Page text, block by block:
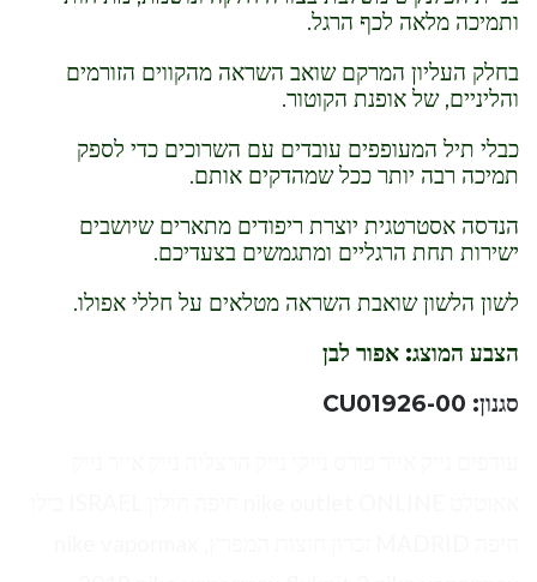
ותמיכה מלאה לכף הרגל.
בחלק העליון המרקם שואב השראה מהקווים הזורמים
והליניים, של אופנת הקוטור.
כבלי תיל המעופפים עובדים עם השרוכים כדי לספק
תמיכה רבה יותר ככל שמהדקים אותם.
הנדסה אסטרטגית יוצרת ריפודים מתארים שיושבים
ישירות תחת הרגליים ומתגמשים בצעדיכם.
לשון הלשון שואבת השראה מטלאים על חללי אפולו.
הצבע המוצג: אפור לבן
סגנון: CU01926-00